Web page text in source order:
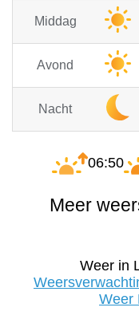
Middag
Avond
Nacht
06:50
Meer
Weer in
Weer